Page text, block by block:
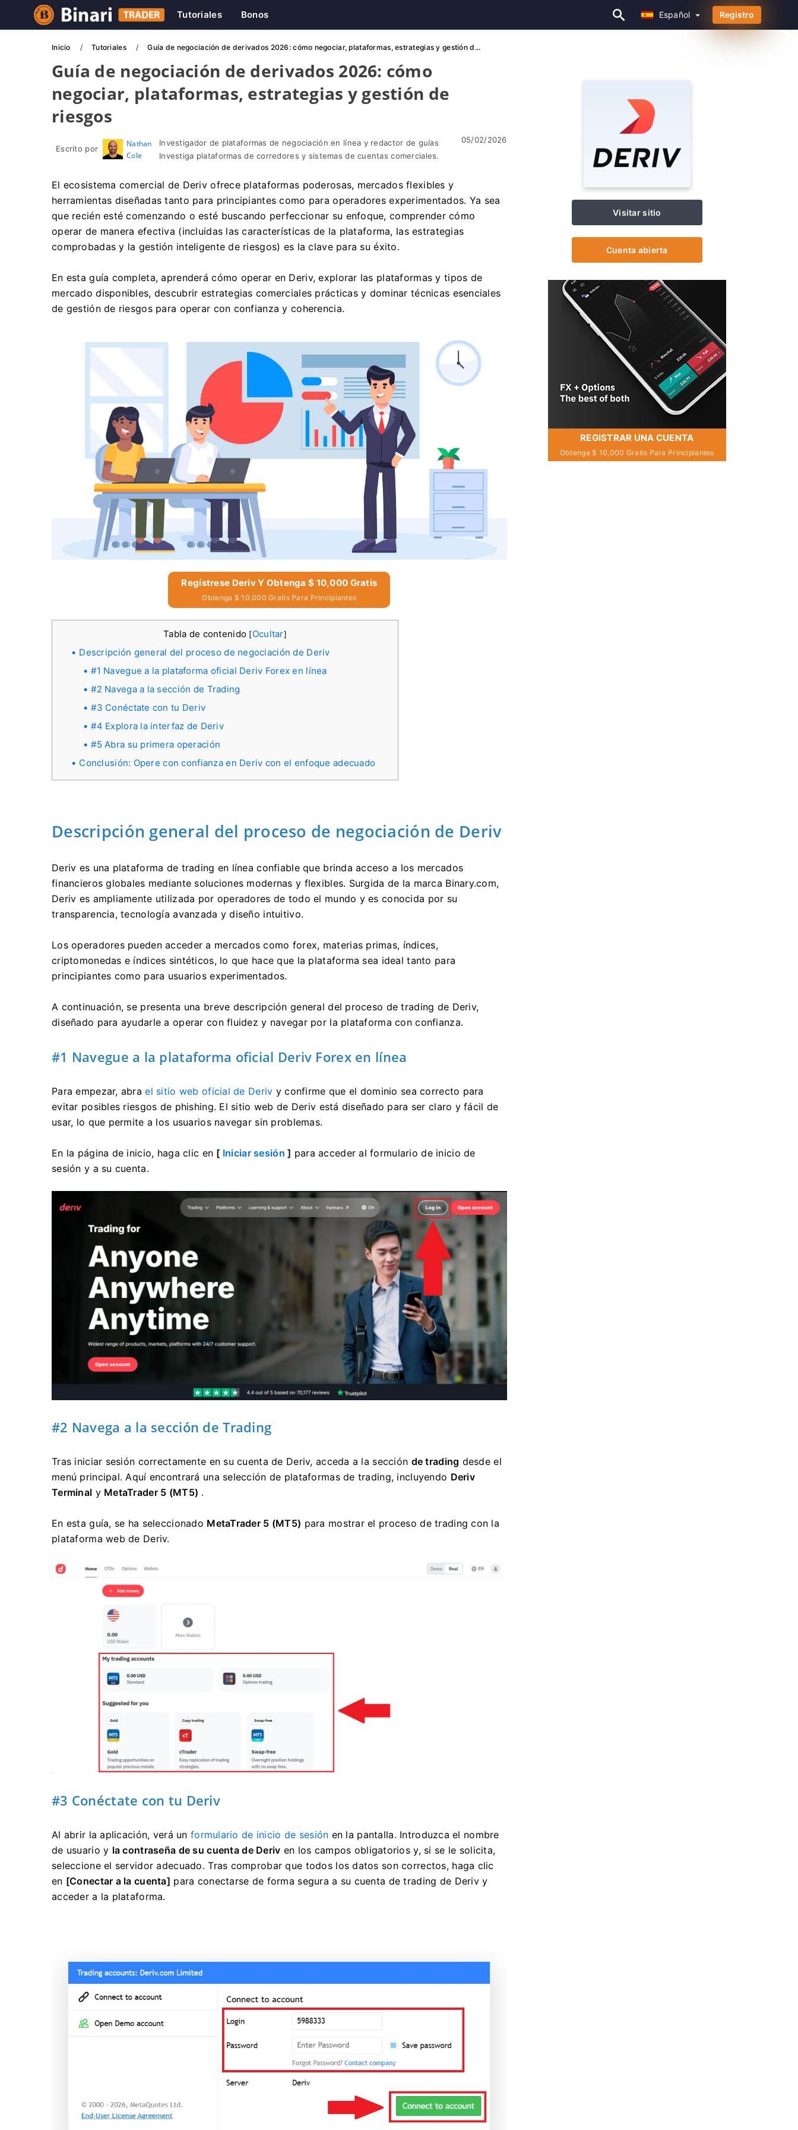
Español
Tutoriales Bonos Español Registro
Inicio Tutoriales Guía de negociación de derivados 2026: cómo negociar, plataformas, estrategias y gestión d...
Guía de negociación de derivados 2026: cómo
negociar, plataformas, estrategias y gestión de
riesgos
Escrito por
Nathan
Cole
Investigador de plataformas de negociación en línea y redactor de guías
Investiga plataformas de corredores y sistemas de cuentas comerciales.
05/02/2026
El ecosistema comercial de Deriv ofrece plataformas poderosas, mercados flexibles y
herramientas diseñadas tanto para principiantes como para operadores experimentados. Ya sea
que recién esté comenzando o esté buscando perfeccionar su enfoque, comprender cómo
operar de manera efectiva (incluidas las características de la plataforma, las estrategias
comprobadas y la gestión inteligente de riesgos) es la clave para su éxito.
En esta guía completa, aprenderá cómo operar en Deriv, explorar las plataformas y tipos de
mercado disponibles, descubrir estrategias comerciales prácticas y dominar técnicas esenciales
de gestión de riesgos para operar con confianza y coherencia.
Regístrese Deriv Y Obtenga $ 10,000 Gratis
Obtenga $ 10,000 Gratis Para Principiantes
Tabla de contenido [Ocultar]
Descripción general del proceso de negociación de Deriv
#1 Navegue a la plataforma oficial Deriv Forex en línea
#2 Navega a la sección de Trading
#3 Conéctate con tu Deriv
#4 Explora la interfaz de Deriv
#5 Abra su primera operación
Conclusión: Opere con confianza en Deriv con el enfoque adecuado
Descripción general del proceso de negociación de Deriv
Deriv es una plataforma de trading en línea confiable que brinda acceso a los mercados
financieros globales mediante soluciones modernas y flexibles. Surgida de la marca Binary.com,
Deriv es ampliamente utilizada por operadores de todo el mundo y es conocida por su
transparencia, tecnología avanzada y diseño intuitivo.
Los operadores pueden acceder a mercados como forex, materias primas, índices,
criptomonedas e índices sintéticos, lo que hace que la plataforma sea ideal tanto para
principiantes como para usuarios experimentados.
A continuación, se presenta una breve descripción general del proceso de trading de Deriv,
diseñado para ayudarle a operar con fluidez y navegar por la plataforma con confianza.
#1 Navegue a la plataforma oficial Deriv Forex en línea
Para empezar, abrael sitio web oficial de Deriv y confirme que el dominio sea correcto para
evitar posibles riesgos de phishing. El sitio web de Deriv está diseñado para ser claro y fácil de
usar, lo que permite a los usuarios navegar sin problemas.
En la página de inicio, haga clic en [ Iniciar sesión ] para acceder al formulario de inicio de
sesión y a su cuenta.
#2 Navega a la sección de Trading
Tras iniciar sesión correctamente en su cuenta de Deriv, acceda a la sección de trading desde el
menú principal. Aquí encontrará una selección de plataformas de trading, incluyendo Deriv
Terminal y MetaTrader 5 (MT5) .
En esta guía, se ha seleccionado MetaTrader 5 (MT5) para mostrar el proceso de trading con la
plataforma web de Deriv.
#3 Conéctate con tu Deriv
Al abrir la aplicación, verá un formulario de inicio de sesión en la pantalla. Introduzca el nombre
de usuarioy la contraseña de sucuentade Deriv en los campos obligatorios y, si se le solicita,
seleccione el servidor adecuado.Tras comprobar que todos los datos son correctos, haga clic
en [Conectar a la cuenta] para conectarse de forma segura a su cuenta de trading de Deriv y
acceder a la plataforma.
Visitar sitio
Cuenta abierta
REGISTRAR UNA CUENTA
Obtenga $ 10,000 Gratis Para Principiantes